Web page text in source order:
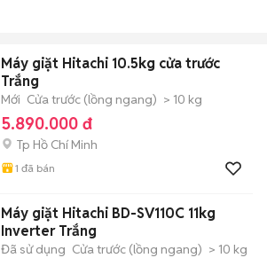
Máy giặt Hitachi 10.5kg cửa trước
Trắng
Mới Cửa trước (lồng ngang) > 10 kg
5.890.000 đ
Tp Hồ Chí Minh
1 đã bán
Máy giặt Hitachi BD-SV110C 11kg
Inverter Trắng
Đã sử dụng Cửa trước (lồng ngang) > 10 kg